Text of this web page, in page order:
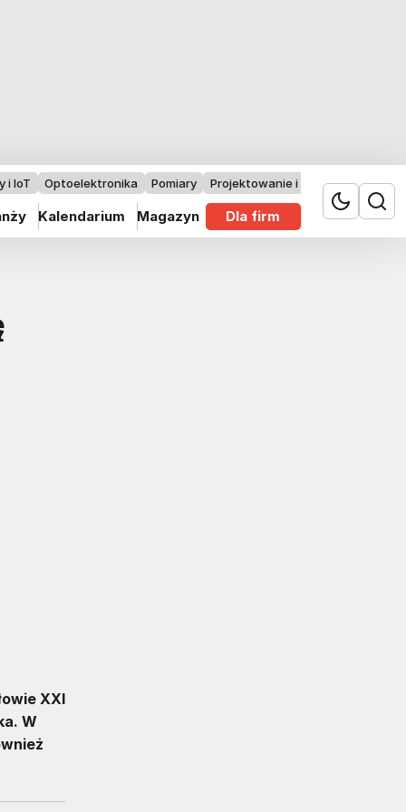
i IoT Optoelektronika Pomiary Projektowanie i badania
Kalendarium Magazyn Dla firm
XXI
W